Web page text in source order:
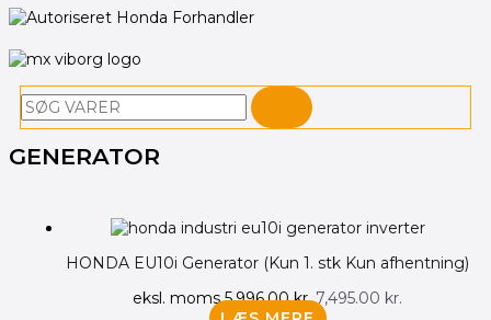
Søg
GENERATOR
HONDA EU10i Generator (Kun 1. stk Kun afhentning)
eksl. moms5,996.00kr. 7,495.00 kr.